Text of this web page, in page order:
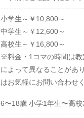
小学生～￥10,800～
中学生～￥12,600～
高校生～￥16,800～
※料金・1コマの時間は
によって異なることがあ
はお気軽にお問い合わせ
6〜18歳 小学1年生〜高校